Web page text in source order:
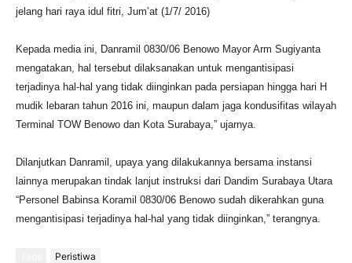
jelang hari raya idul fitri, Jum’at (1/7/ 2016)
Kepada media ini, Danramil 0830/06 Benowo Mayor Arm Sugiyanta
mengatakan, hal tersebut dilaksanakan untuk mengantisipasi
terjadinya hal-hal yang tidak diinginkan pada persiapan hingga hari H
mudik lebaran tahun 2016 ini, maupun dalam jaga kondusifitas wilayah
Terminal TOW Benowo dan Kota Surabaya,” ujarnya.
Dilanjutkan Danramil, upaya yang dilakukannya bersama instansi
lainnya merupakan tindak lanjut instruksi dari Dandim Surabaya Utara
“Personel Babinsa Koramil 0830/06 Benowo sudah dikerahkan guna
mengantisipasi terjadinya hal-hal yang tidak diinginkan,” terangnya.
Peristiwa